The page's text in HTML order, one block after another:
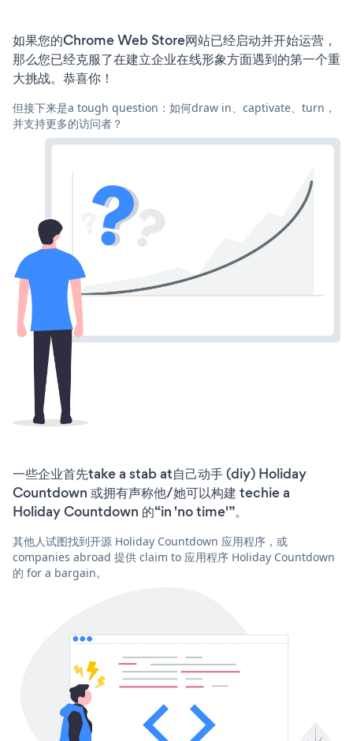
如果您的Chrome Web Store网站已经启动并开始运营，
那么您已经克服了在建立企业在线形象方面遇到的第一个重
大挑战。恭喜你！
但接下来是a tough question：如何draw in、captivate、turn，
并支持更多的访问者？
一些企业首先take a stab at自己动手 (diy) Holiday
Countdown 或拥有声称他/她可以构建 techie a
Holiday Countdown 的“in 'no time'”。
其他人试图找到开源 Holiday Countdown 应用程序，或
companies abroad 提供 claim to 应用程序 Holiday Countdown
的 for a bargain。